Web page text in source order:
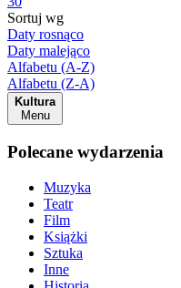
Sortuj wg
Daty rosnąco
Daty malejąco
Alfabetu (A-Z)
Alfabetu (Z-A)
Kultura
Menu
Polecane wydarzenia
Muzyka
Teatr
Film
Książki
Sztuka
Inne